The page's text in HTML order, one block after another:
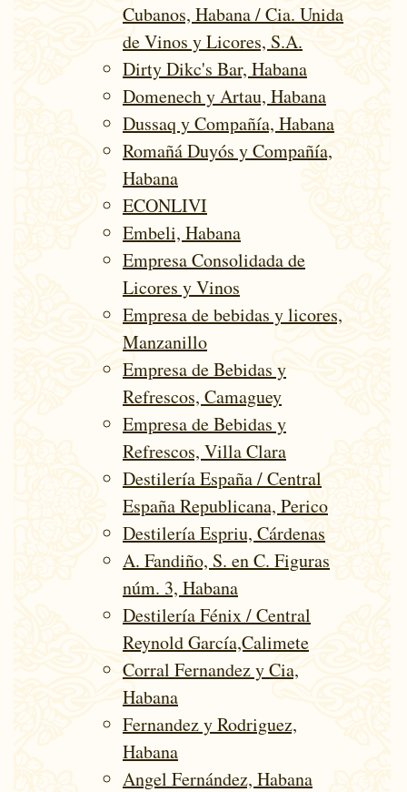
Cubanos, Habana / Cia. Unida
de Vinos y Licores, S.A.
Dirty Dikc's Bar, Habana
Domenech y Artau, Habana
Dussaq y Compañía, Habana
Romañá Duyós y Compañía,
Habana
ECONLIVI
Embeli, Habana
Empresa Consolidada de
Licores y Vinos
Empresa de bebidas y licores,
Manzanillo
Empresa de Bebidas y
Refrescos, Camaguey
Empresa de Bebidas y
Refrescos, Villa Clara
Destilería España / Central
España Republicana, Perico
Destilería Espriu, Cárdenas
A. Fandiño, S. en C. Figuras
núm. 3, Habana
Destilería Fénix / Central
Reynold García,Calimete
Corral Fernandez y Cia,
Habana
Fernandez y Rodriguez,
Habana
Angel Fernández, Habana